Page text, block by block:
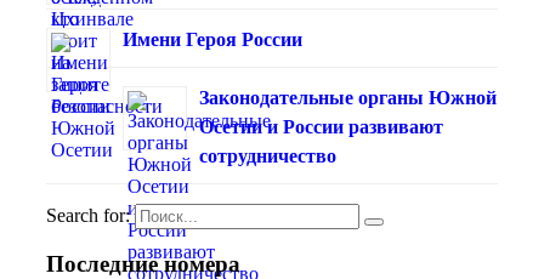
Имени Героя России
Законодательные органы Южной
Осетии и России развивают
сотрудничество
Search for:
Последние номера